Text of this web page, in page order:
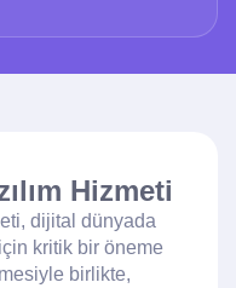
Hizmeti
dijital dünyada
kritik bir öneme
birlikte,